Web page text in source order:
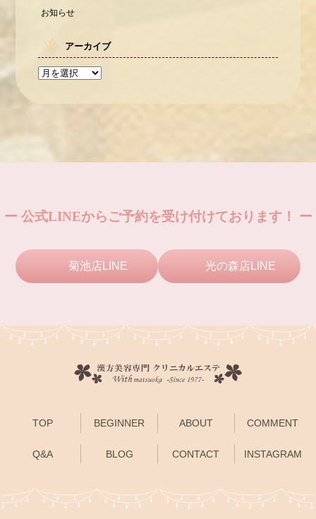
お知らせ
アーカイブ
ー 公式LINEからご予約を受け付けております！ ー
菊池店LINE 光の森店LINE
TOP BEGINNER ABOUT COMMENT
Q&A BLOG CONTACT INSTAGRAM